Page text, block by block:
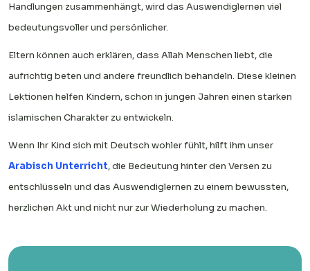
Handlungen zusammenhängt, wird das Auswendiglernen viel
bedeutungsvoller und persönlicher.
Eltern können auch erklären, dass Allah Menschen liebt, die
aufrichtig beten und andere freundlich behandeln. Diese kleinen
Lektionen helfen Kindern, schon in jungen Jahren einen starken
islamischen Charakter zu entwickeln.
Wenn Ihr Kind sich mit Deutsch wohler fühlt, hilft ihm unser
Arabisch Unterricht, die Bedeutung hinter den Versen zu
entschlüsseln und das Auswendiglernen zu einem bewussten,
herzlichen Akt und nicht nur zur Wiederholung zu machen.